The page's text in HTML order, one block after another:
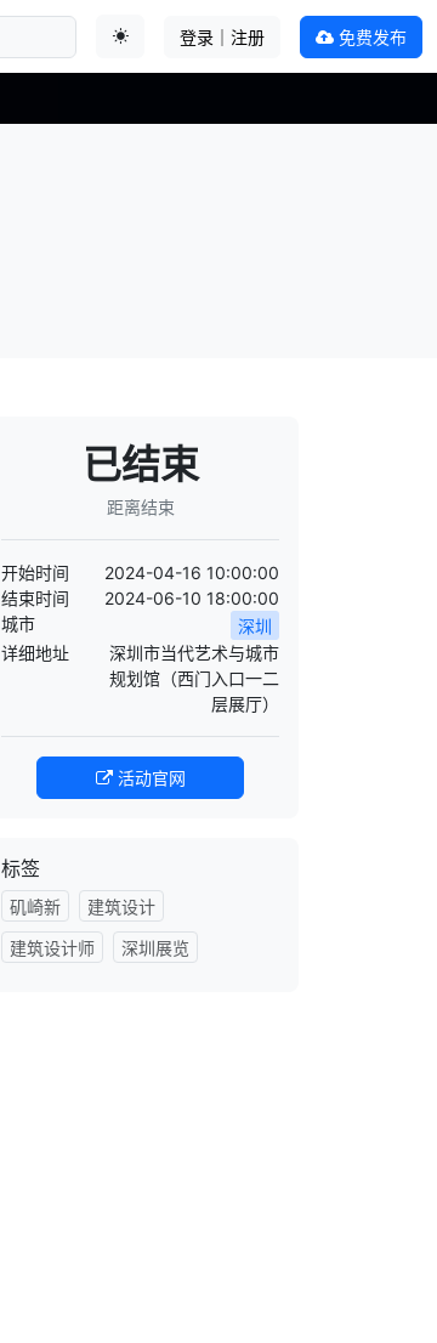
登录｜注册 免费发布
已结束
距离结束
开始时间
2024-04-16 10:00:00
结束时间
2024-06-10 18:00:00
城市
深圳
详细地址
深圳市当代艺术与城市
规划馆（西门入口一二
层展厅）
活动官网
标签
矶崎新
建筑设计
建筑设计师
深圳展览